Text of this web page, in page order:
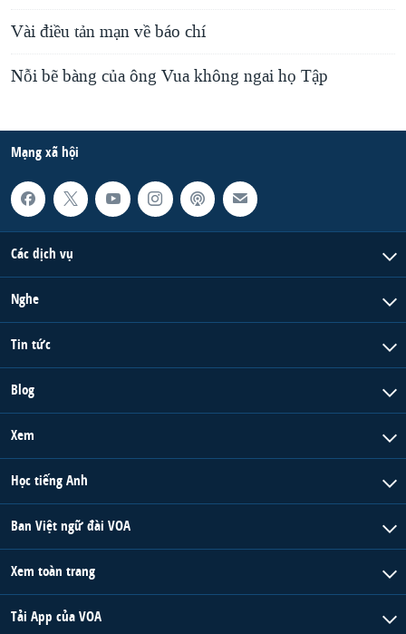
Vài điều tản mạn về báo chí
Nỗi bẽ bàng của ông Vua không ngai họ Tập
Mạng xã hội
Các dịch vụ
Nghe
Tin tức
Blog
Xem
Học tiếng Anh
Ban Việt ngữ đài VOA
Xem toàn trang
Tải App của VOA